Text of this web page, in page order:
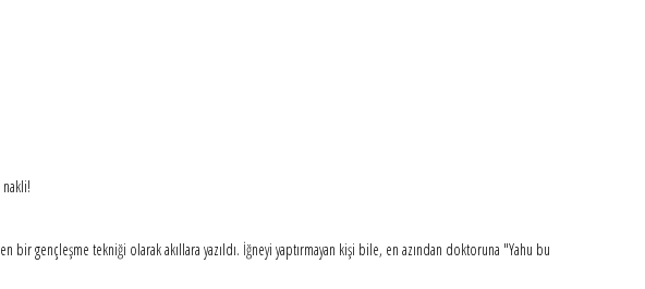
gençleşme tekniği olarak akıllara yazıldı. İğneyi yaptırmayan kişi bile, en azından doktoruna "Yahu bu